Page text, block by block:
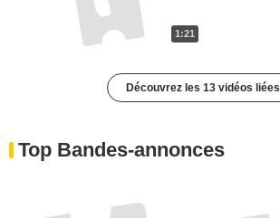
1:21
Découvrez les 13 vidéos liées
Top Bandes-annonces